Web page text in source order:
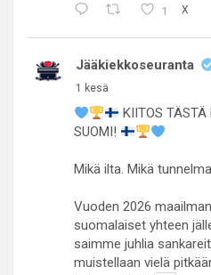
1 X
Jääkiekkoseuranta
1 kesä
KIITOS
SUOMI!
Mikä ilta. Mikä
Vuoden 2026
suomalaiset yhteen
saimme juhlia
muistellaan vielä